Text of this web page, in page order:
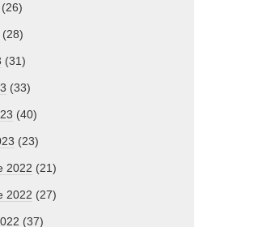
(26)
(28)
(31)
(33)
(40)
(23)
2022 (21)
2022 (27)
(37)